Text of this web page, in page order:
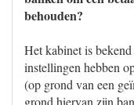
behouden?
Het kabinet is
instellingen hebben
(op grond van een
grond hiervan zijn